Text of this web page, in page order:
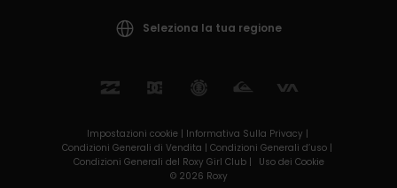
Seleziona la tua regione
Impostazioni cookie | Informativa Sulla Privacy |
Condizioni Generali di Vendita | Condizioni Generali d’uso |
Condizioni Generali del Roxy Girl Club |
Uso dei Cookie
© 2026 Roxy